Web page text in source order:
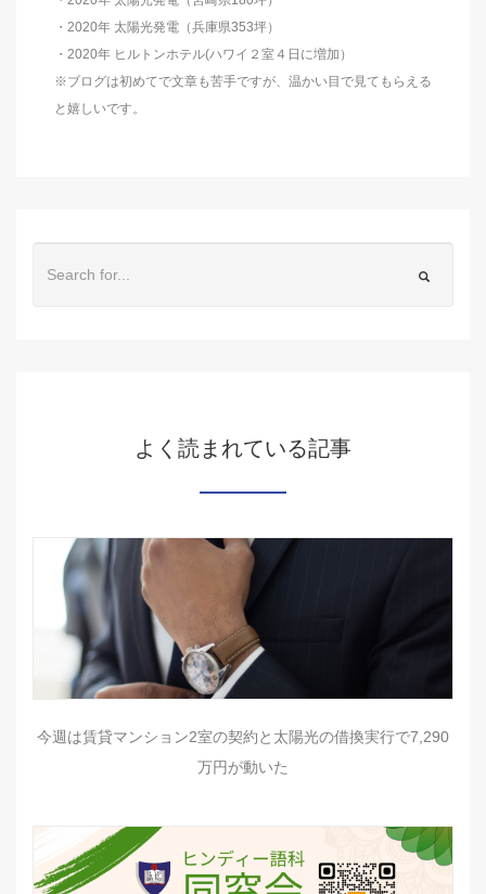
・2020年 太陽光発電（兵庫県353坪）
・2020年 ヒルトンホテル(ハワイ２室４日に増加）
※ブログは初めてで文章も苦手ですが、温かい目で見てもらえる
と嬉しいです。
よく読まれている記事
今週は賃貸マンション2室の契約と太陽光の借換実行で7,290
万円が動いた